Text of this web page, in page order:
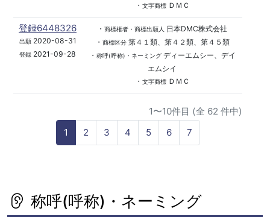
・ 文字商標ＤＭＣ
登録6448326
出願2020-08-31
登録 2021-09-28
・ 商標権者・商標出願人
日本DMC株式会社
・ 商標区分第４１類、第４２類、第４５類
・ 称呼(呼称)・ネーミングディーエムシー、デイ
エムシイ
・ 文字商標ＤＭＣ
1〜10件目 (全 62 件中)
1
2 3 4 5 6 7
称呼(呼称)・ネーミング